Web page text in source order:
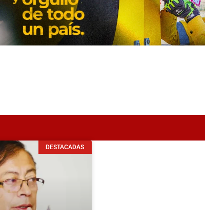
DESTACADAS